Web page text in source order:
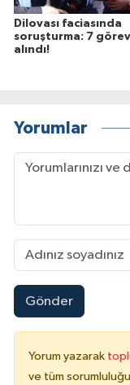
Dilovası faciasında
soruşturma: 7
alındı!
Yorumlar
Gönder
Yorum yazarak
ve tüm